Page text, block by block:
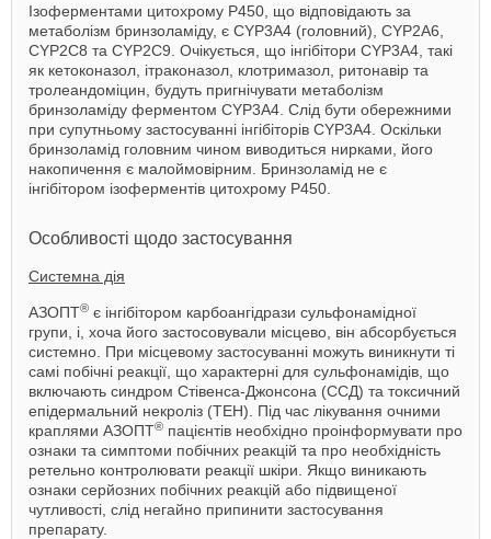
Ізоферментами цитохрому Р450, що відповідають за
метаболізм бринзоламіду, є CYP3A4 (головний), CYP2A6,
CYP2С8 та CYP2С9. Очікується, що інгібітори CYP3A4, такі
як кетоконазол, ітраконазол, клотримазол, ритонавір та
тролеандоміцин, будуть пригнічувати метаболізм
бринзоламіду ферментом CYP3A4. Слід бути обережними
при супутньому застосуванні інгібіторів CYP3A4. Оскільки
бринзоламід головним чином виводиться нирками, його
накопичення є малоймовірним. Бринзоламід не є
інгібітором ізоферментів цитохрому Р450.
Особливості щодо застосування
Системна дія
АЗОПТ® є інгібітором карбоангідрази сульфонамідної
групи, і, хоча його застосовували місцево, він абсорбується
системно. При місцевому застосуванні можуть виникнути ті
самі побічні реакції, що характерні для сульфонамідів, що
включають синдром Стівенса-Джонсона (ССД) та токсичний
епідермальний некроліз (ТЕН). Під час лікування очними
краплями АЗОПТ® пацієнтів необхідно проінформувати про
ознаки та симптоми побічних реакцій та про необхідність
ретельно контролювати реакції шкіри. Якщо виникають
ознаки серйозних побічних реакцій або підвищеної
чутливості, слід негайно припинити застосування
препарату.